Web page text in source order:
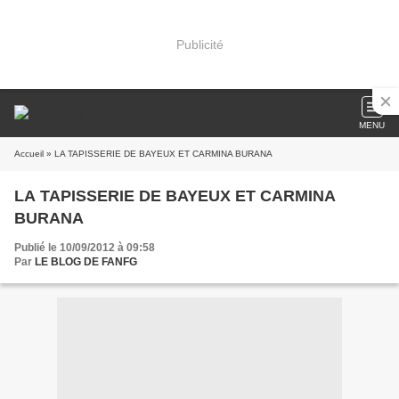
Publicité
MENU
Accueil » LA TAPISSERIE DE BAYEUX ET CARMINA BURANA
LA TAPISSERIE DE BAYEUX ET CARMINA
BURANA
Publié le 10/09/2012 à 09:58
Par LE BLOG DE FANFG